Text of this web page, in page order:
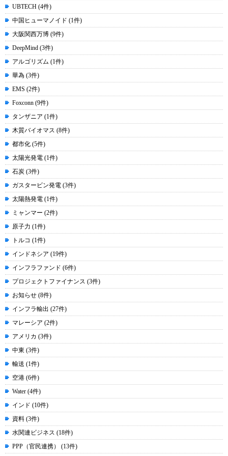
UBTECH (4件)
中国ヒューマノイド (1件)
大阪関西万博 (9件)
DeepMind (3件)
アルゴリズム (1件)
華為 (3件)
EMS (2件)
Foxconn (9件)
タンザニア (1件)
木質バイオマス (8件)
都市化 (5件)
太陽光発電 (1件)
石炭 (3件)
ガスタービン発電 (3件)
太陽熱発電 (1件)
ミャンマー (2件)
原子力 (1件)
トルコ (1件)
インドネシア (19件)
インフラファンド (6件)
プロジェクトファイナンス (3件)
お知らせ (8件)
インフラ輸出 (27件)
マレーシア (2件)
アメリカ (3件)
中東 (3件)
輸送 (1件)
空港 (6件)
Water (4件)
インド (10件)
資料 (3件)
水関連ビジネス (18件)
PPP（官民連携） (13件)